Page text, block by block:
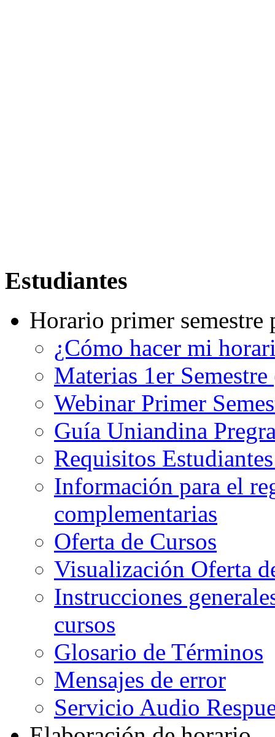
Estudiantes
Horario primer semestre
¿Cómo hacer mi
Materias 1er
Webinar Primer
Guía Uniandina
Requisitos
Información para el
complementarias
Oferta de Cursos
Visualización Oferta
Instrucciones
cursos
Glosario de Términos
Mensajes de error
Servicio Audio